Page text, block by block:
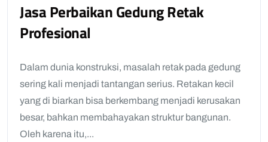
Jasa Perbaikan Gedung Retak
Profesional
Dalam dunia konstruksi, masalah retak pada gedung
sering kali menjadi tantangan serius. Retakan kecil
yang di biarkan bisa berkembang menjadi kerusakan
besar, bahkan membahayakan struktur bangunan.
Oleh karena itu,...